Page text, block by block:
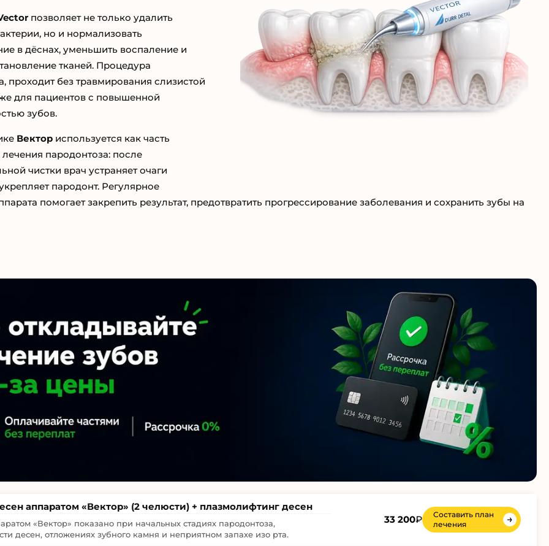
позволяет не только удалить
но и нормализовать
в дёснах, уменьшить воспаление и
тканей. Процедура
проходит без травмирования слизистой
для пациентов с повышенной
зубов.
Вектор используется как часть
пародонтоза: после
чистки врач устраняет очаги
пародонт. Регулярное
помогает закрепить результат, предотвратить прогрессирование заболевания и сохранить зубы на
аппаратом «Вектор» (2 челюсти) + плазмолифтинг десен
«Вектор» показано при начальных стадиях пародонтоза,
десен, отложениях зубного камня и неприятном запахе изо рта.
33 200₽
Составить план
лечения
→